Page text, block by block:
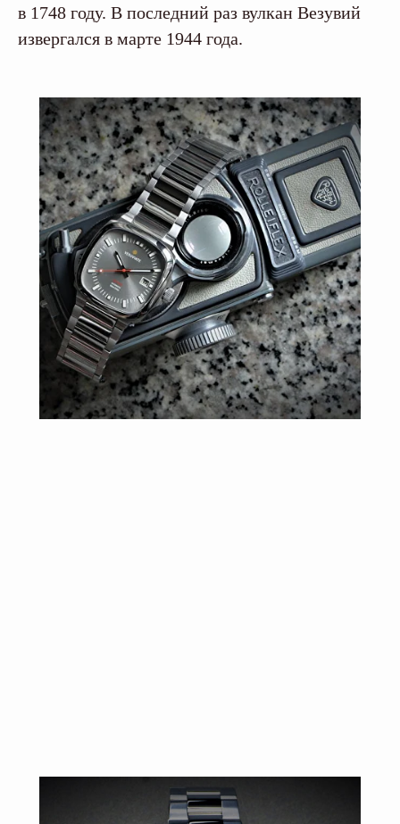
в 1748 году. В последний раз вулкан Везувий
извергался в марте 1944 года.